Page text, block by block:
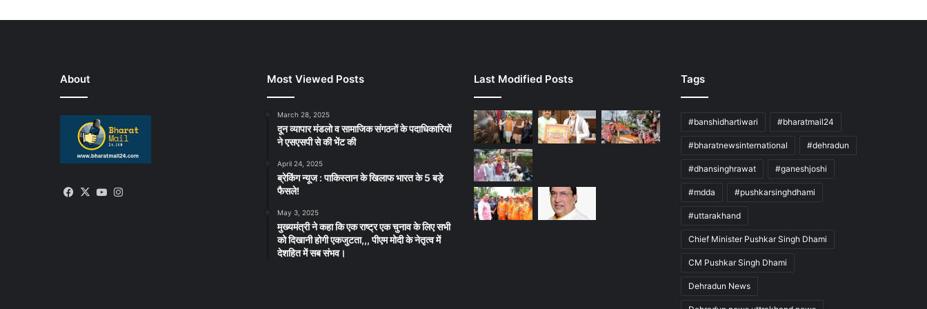
About
Facebook
X YouTube
Most Viewed Posts
March 28, 2025
दून व्यापार मंडलो व सामाजिक संगठनों के पदाधिकारियों
ने एसएसपी से की भेंट की
April 24, 2025
ब्रेकिंग न्यूज : पाकिस्तान के खिलाफ भारत के 5 बड़े
फैसले!
May 3, 2025
मुख्यमंत्री ने कहा कि एक राष्ट्र एक चुनाव के लिए सभी
को दिखानी होगी एकजुटता,,, पीएम मोदी के नेतृत्व में
देशहित में सब संभव।
Last Modified Posts Tags
#banshidhartiwari #bharatmail24
#bharatnewsinternational #dehradun
#dhansinghrawat #ganeshjoshi
#mdda #pushkarsinghdhami
#uttarakhand
Chief Minister Pushkar Singh Dhami
CM Pushkar Singh Dhami
Dehradun News